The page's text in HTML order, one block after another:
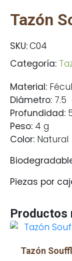
Tazón
SKU:C04
Categoría:
Material:
Diámetro: 7.5
Profundidad:
Peso: 4 g
Color: Natural
Piezas por
Productos
Tazón